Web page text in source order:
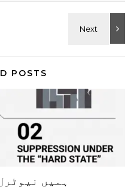
POSTS
ہمیں